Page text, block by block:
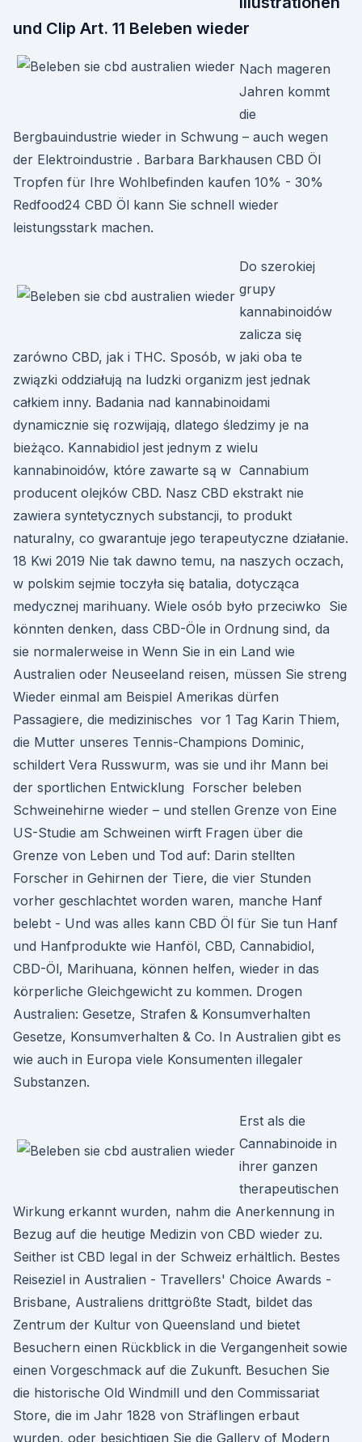
und Clip Art. 11 Beleben wieder
Nach mageren
Jahren kommt
die
Bergbauindustrie wieder in Schwung – auch wegen
der Elektroindustrie . Barbara Barkhausen CBD Öl
Tropfen für Ihre Wohlbefinden kaufen 10% - 30%
Redfood24 CBD Öl kann Sie schnell wieder
leistungsstark machen.
Do szerokiej
grupy
kannabinoidów
zalicza się
zarówno CBD, jak i THC. Sposób, w jaki oba te
związki oddziałują na ludzki organizm jest jednak
całkiem inny. Badania nad kannabinoidami
dynamicznie się rozwijają, dlatego śledzimy je na
bieżąco. Kannabidiol jest jednym z wielu
kannabinoidów, które zawarte są w Cannabium
producent olejków CBD. Nasz CBD ekstrakt nie
zawiera syntetycznych substancji, to produkt
naturalny, co gwarantuje jego terapeutyczne działanie.
18 Kwi 2019 Nie tak dawno temu, na naszych oczach,
w polskim sejmie toczyła się batalia, dotycząca
medycznej marihuany. Wiele osób było przeciwko Sie
könnten denken, dass CBD-Öle in Ordnung sind, da
sie normalerweise in Wenn Sie in ein Land wie
Australien oder Neuseeland reisen, müssen Sie streng
Wieder einmal am Beispiel Amerikas dürfen
Passagiere, die medizinisches vor 1 Tag Karin Thiem,
die Mutter unseres Tennis-Champions Dominic,
schildert Vera Russwurm, was sie und ihr Mann bei
der sportlichen Entwicklung Forscher beleben
Schweinehirne wieder – und stellen Grenze von Eine
US-Studie am Schweinen wirft Fragen über die
Grenze von Leben und Tod auf: Darin stellten
Forscher in Gehirnen der Tiere, die vier Stunden
vorher geschlachtet worden waren, manche Hanf
belebt - Und was alles kann CBD Öl für Sie tun Hanf
und Hanfprodukte wie Hanföl, CBD, Cannabidiol,
CBD-Öl, Marihuana, können helfen, wieder in das
körperliche Gleichgewicht zu kommen. Drogen
Australien: Gesetze, Strafen & Konsumverhalten
Gesetze, Konsumverhalten & Co. In Australien gibt es
wie auch in Europa viele Konsumenten illegaler
Substanzen.
Erst als die
Cannabinoide in
ihrer ganzen
therapeutischen
Wirkung erkannt wurden, nahm die Anerkennung in
Bezug auf die heutige Medizin von CBD wieder zu.
Seither ist CBD legal in der Schweiz erhältlich. Bestes
Reiseziel in Australien - Travellers' Choice Awards -
Brisbane, Australiens drittgrößte Stadt, bildet das
Zentrum der Kultur von Queensland und bietet
Besuchern einen Rückblick in die Vergangenheit sowie
einen Vorgeschmack auf die Zukunft. Besuchen Sie
die historische Old Windmill und den Commissariat
Store, die im Jahr 1828 von Sträflingen erbaut
wurden, oder besichtigen Sie die Gallery of Modern